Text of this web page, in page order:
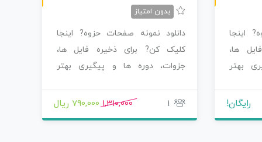
اینجا
ها،
بهتر
رایگان!
بدون امتیاز
دانلود نمونه صفحات حزوه? اینجا
کلیک کن? برای ذخیره فایل ها،
جزوات، دوره ها و پیگیری بهتر
1
1,310,000 790,000 ریال